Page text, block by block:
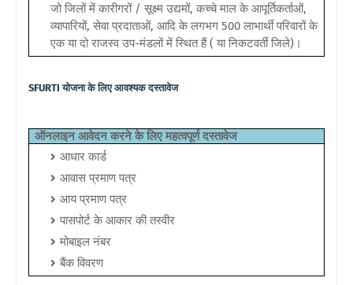
जो जिलों में कारीगरों / सूक्ष्म उद्यमों, कच्चे माल के आपूर्तिकर्ताओं,
व्यापारियों, सेवा प्रदाताओं, आदि के लगभग 500 लाभार्थी परिवारों के
एक या दो राजस्व उप-मंडलों में स्थित हैं ( या निकटवर्ती जिले)।
SFURTI योजना के लिए आवश्यक दस्तावेज
ऑनलाइन आवेदन करने के लिए महत्वपूर्ण दस्तावेज
आधार कार्ड
आवास प्रमाण पत्र
आय प्रमाण पत्र
पासपोर्ट के आकार की तस्वीर
मोबाइल नंबर
बैंक विवरण